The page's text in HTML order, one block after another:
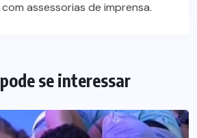
assessorias de imprensa.
se interessar